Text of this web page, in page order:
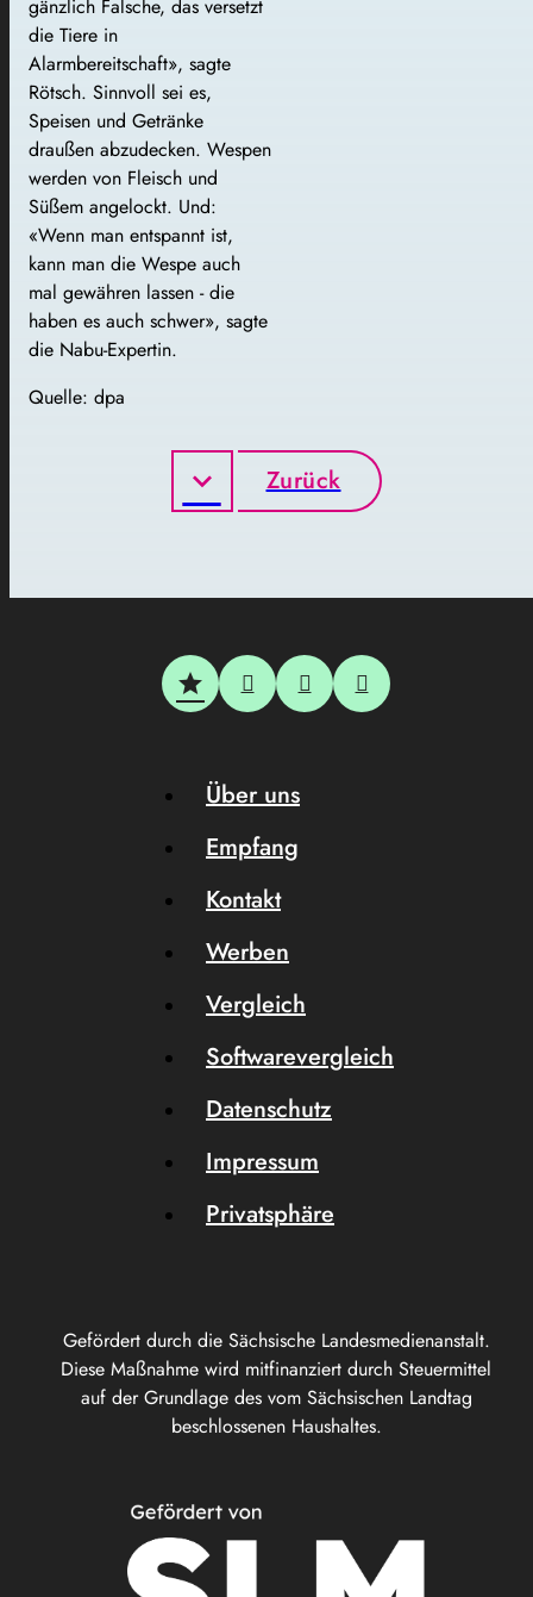
gänzlich Falsche, das versetzt
die Tiere in
Alarmbereitschaft», sagte
Rötsch. Sinnvoll sei es,
Speisen und Getränke
draußen abzudecken. Wespen
werden von Fleisch und
Süßem angelockt. Und:
«Wenn man entspannt ist,
kann man die Wespe auch
mal gewähren lassen - die
haben es auch schwer», sagte
die Nabu-Expertin.
Quelle: dpa
Zurück
Gefördert durch die Sächsische Landesmedienanstalt.
Diese Maßnahme wird mitfinanziert durch Steuermittel
auf der Grundlage des vom Sächsischen Landtag
beschlossenen Haushaltes.
Über uns
Empfang
Kontakt
Werben
Vergleich
Softwarevergleich
Datenschutz
Impressum
Privatsphäre